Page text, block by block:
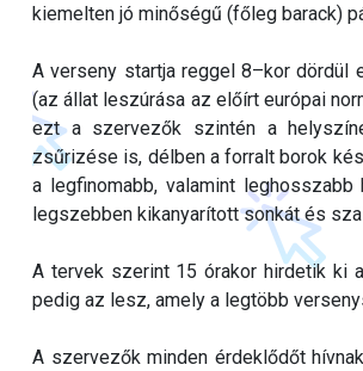
kiemelten jó minőségű (főleg barack)
A verseny startja reggel 8–kor dördül
(az állat leszúrása az előírt európai
ezt a szervezők szintén a
zsűrizése is, délben a forralt borok
a legfinomabb, valamint
legszebben kikanyarított sonkát és
A tervek szerint 15 órakor hirdetik ki
pedig az lesz, amely a legtöbb
A szervezők minden érdeklődőt